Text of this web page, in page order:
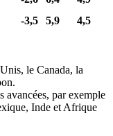
-3,5 5,9 4,5
le Canada, la
avancées, par exemple
Inde et Afrique